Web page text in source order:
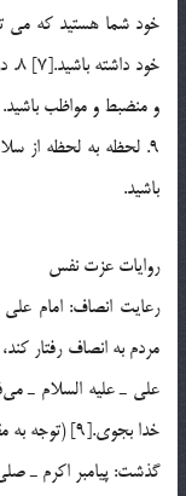
خود شما هستيد كه مي
و منضبط و مواظب باشيد.
9. لحظه به لحظه از
باشيد.
روايات عزت نفس
رعايت انصاف: امام علي
علي ـ عليه السلام ـ
خدا بجوي.[9] (توجه به مقام خليفة اللهي، بندگي و…)
گذشت: پيامبر اكرم ـ